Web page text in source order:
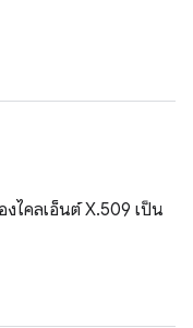
งไคลเอ็นต์ X.509 เป็น